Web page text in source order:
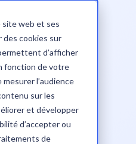
site web et ses
cookies sur
d’afficher
fonction de votre
l’audience
sur les
et développer
d’accepter ou
de